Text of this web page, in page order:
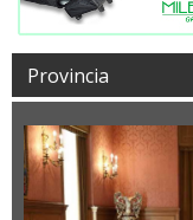
Provincia